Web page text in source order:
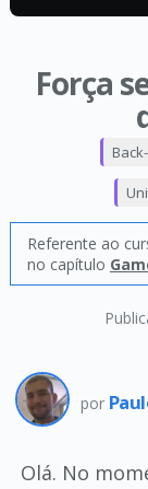
Força
Referente ao
no capítulo
por
Olá. No